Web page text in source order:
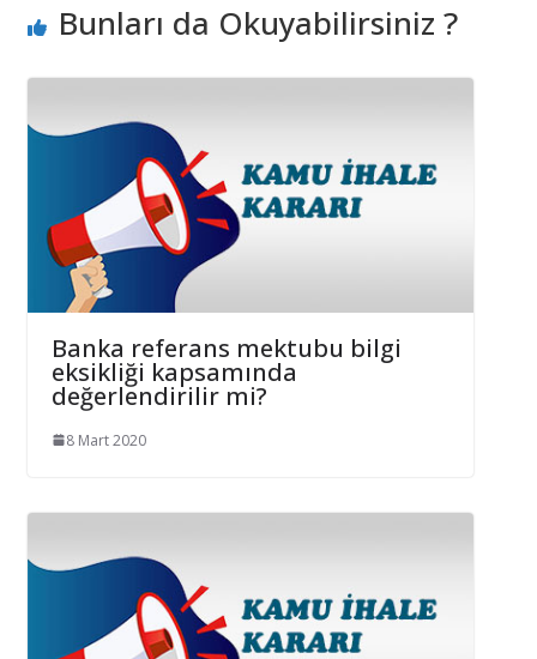
Bunları da Okuyabilirsiniz ?
Banka referans mektubu bilgi
eksikliği kapsamında
değerlendirilir mi?
8 Mart 2020